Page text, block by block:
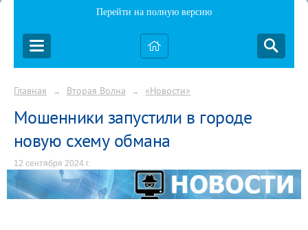
Перейти на полную версию
Главная → Вторая Волна → «Новости»
Мошенники запустили в городе
новую схему обмана
12 сентября 2024 г.